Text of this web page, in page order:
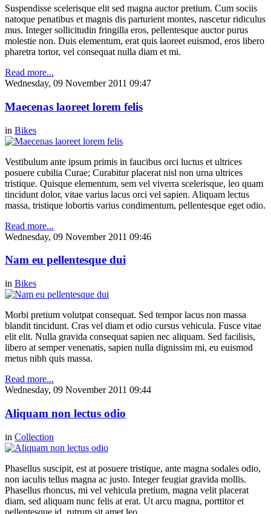
Suspendisse scelerisque elit sed magna auctor pretium. Cum sociis
natoque penatibus et magnis dis parturient montes, nascetur ridiculus
mus. Integer sollicitudin fringilla eros, pellentesque auctor purus
molestie non. Duis elementum, erat quis laoreet euismod, eros libero
pharetra tortor, vel consequat nulla diam et mi.
Read more...
Wednesday, 09 November 2011 09:47
Maecenas laoreet lorem felis
in Bikes
Vestibulum ante ipsum primis in faucibus orci luctus et ultrices
posuere cubilia Curae; Curabitur placerat nisl non urna ultrices
tristique. Quisque elementum, sem vel viverra scelerisque, leo quam
tincidunt dolor, vitae varius lacus orci vel sapien. Aliquam lectus
massa, tristique lobortis varius condimentum, pellentesque eget odio.
Read more...
Wednesday, 09 November 2011 09:46
Nam eu pellentesque dui
in Bikes
Morbi pretium volutpat consequat. Sed tempor lacus non massa
blandit tincidunt. Cras vel diam et odio cursus vehicula. Fusce vitae
elit elit. Nulla gravida consequat sapien nec aliquam. Sed facilisis,
libero at semper venenatis, sapien nulla dignissim mi, eu euismod
metus nibh quis massa.
Read more...
Wednesday, 09 November 2011 09:44
Aliquam non lectus odio
in Collection
Phasellus suscipit, est at posuere tristique, ante magna sodales odio,
non iaculis tellus magna ac justo. Integer feugiat gravida mollis.
Phasellus rhoncus, mi vel vehicula pretium, magna velit placerat
diam, sed aliquam nunc felis at erat. Ut arcu magna, porttitor et
pellentesque id, rutrum sit amet leo.